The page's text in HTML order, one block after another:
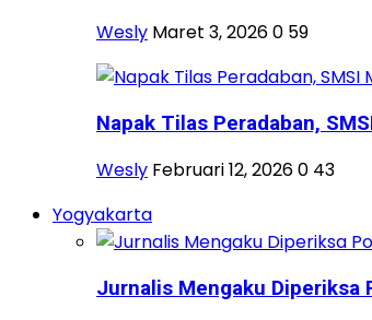
Wesly Maret 3, 20260 59
Napak Tilas Peradaban,
Wesly Februari 12, 20260 43
Yogyakarta
Jurnalis Mengaku Diperiksa